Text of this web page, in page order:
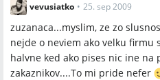
vevusiatko • 25. sep 2009
zuzanaca...myslim, ze zo
nejde o neviem ako velku firmu
halvne ked ako pises nic ine na
zakaznikov....To mi pride nefer